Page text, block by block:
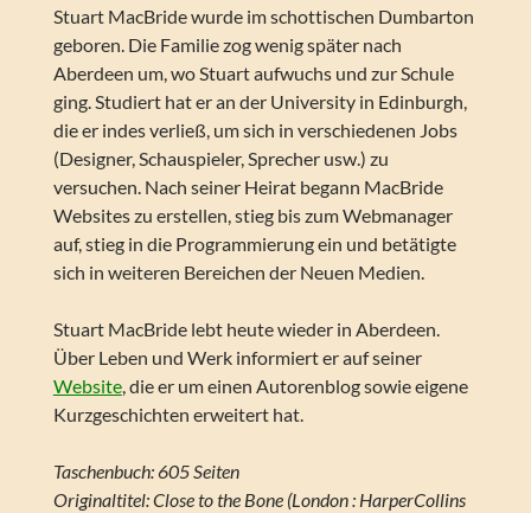
Stuart MacBride wurde im schottischen Dumbarton
geboren. Die Familie zog wenig später nach
Aberdeen um, wo Stuart aufwuchs und zur Schule
ging. Studiert hat er an der University in Edinburgh,
die er indes verließ, um sich in verschiedenen Jobs
(Designer, Schauspieler, Sprecher usw.) zu
versuchen. Nach seiner Heirat begann MacBride
Websites zu erstellen, stieg bis zum Webmanager
auf, stieg in die Programmierung ein und betätigte
sich in weiteren Bereichen der Neuen Medien.
Stuart MacBride lebt heute wieder in Aberdeen.
Über Leben und Werk informiert er auf seiner
Website, die er um einen Autorenblog sowie eigene
Kurzgeschichten erweitert hat.
Taschenbuch: 605 Seiten
Originaltitel: Close to the Bone (London : HarperCollins